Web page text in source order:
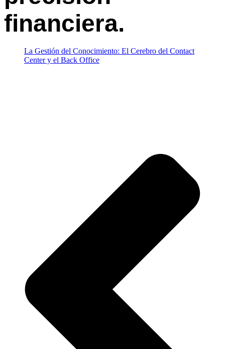
financiera.
La Gestión del Conocimiento: El Cerebro del Contact
Center y el Back Office